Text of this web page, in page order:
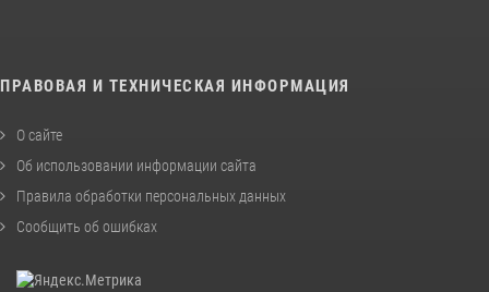
ПРАВОВАЯ И ТЕХНИЧЕСКАЯ ИНФОРМАЦИЯ
О сайте
Об использовании информации сайта
Правила обработки персональных данных
Сообщить об ошибках